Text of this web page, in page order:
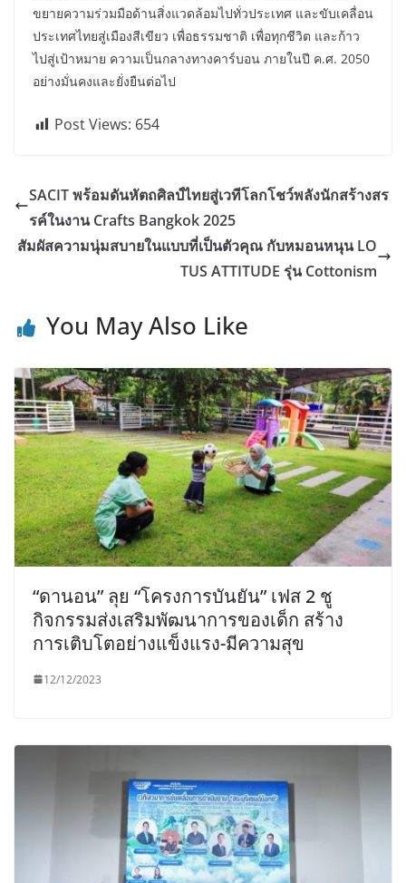
ขยายความร่วมมือด้านสิ่งแวดล้อมไปทั่วประเทศ และขับเคลื่อน
ประเทศไทยสู่เมืองสีเขียว เพื่อธรรมชาติ เพื่อทุกชีวิต และก้าว
ไปสู่เป้าหมาย ความเป็นกลางทางคาร์บอน ภายในปี ค.ศ. 2050
อย่างมั่นคงและยั่งยืนต่อไป
Post Views: 654
SACIT พร้อมดันหัตถศิลป์ไทยสู่เวทีโลกโชว์พลังนักสร้างสร
รค์ในงาน Crafts Bangkok 2025
สัมผัสความนุ่มสบายในแบบที่เป็นตัวคุณ กับหมอนหนุน LO
TUS ATTITUDE รุ่น Cottonism
You May Also Like
“ดานอน” ลุย “โครงการบันยัน” เฟส 2 ชู
กิจกรรมส่งเสริมพัฒนาการของเด็ก สร้าง
การเติบโตอย่างแข็งแรง-มีความสุข
12/12/2023